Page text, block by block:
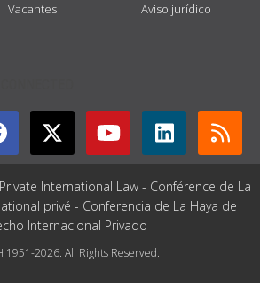
Vacantes
Aviso jurídico
International Law - Conférence de La
privé - Conferencia de La Haya de
Internacional Privado
1951-2026. All Rights Reserved.